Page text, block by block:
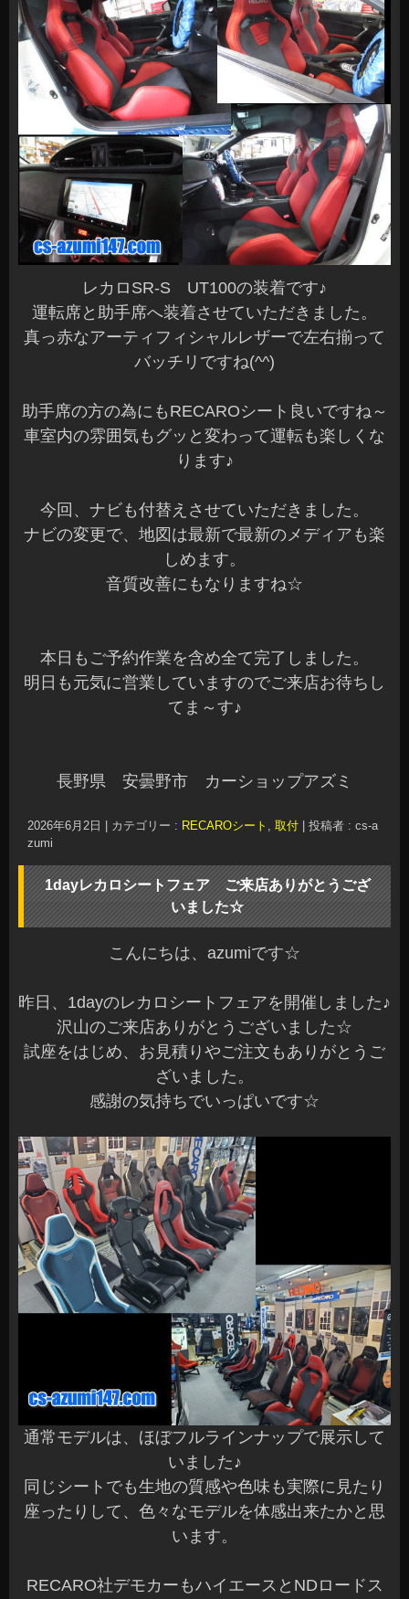
レカロSR-S UT100の装着です♪
運転席と助手席へ装着させていただきました。
真っ赤なアーティフィシャルレザーで左右揃って
バッチリですね(^^)
助手席の方の為にもRECAROシート良いですね～
車室内の雰囲気もグッと変わって運転も楽しくな
ります♪
今回、ナビも付替えさせていただきました。
ナビの変更で、地図は最新で最新のメディアも楽
しめます。
音質改善にもなりますね☆
本日もご予約作業を含め全て完了しました。
明日も元気に営業していますのでご来店お待ちし
てま～す♪
長野県 安曇野市 カーショップアズミ
2026年6月2日 | カテゴリー : RECAROシート 取付 | 投稿者 : cs-a
zumi
1dayレカロシートフェア ご来店ありがとうござ
いました☆
こんにちは、azumiです☆
昨日、1dayのレカロシートフェアを開催しました♪
沢山のご来店ありがとうございました☆
試座をはじめ、お見積りやご注文もありがとうご
ざいました。
感謝の気持ちでいっぱいです☆
通常モデルは、ほぼフルラインナップで展示して
いました♪
同じシートでも生地の質感や色味も実際に見たり
座ったりして、色々なモデルを体感出来たかと思
います。
RECARO社デモカーもハイエースとNDロードス